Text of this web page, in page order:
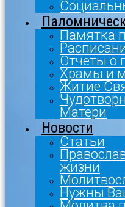
Памятка
Отчеты о
Храмы и
Житие
Матери
Новости
Статьи
жизни
Нужны